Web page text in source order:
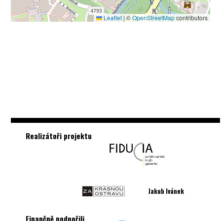
Leaflet| ©OpenStreetMapcontributors
Realizátoři projektu
Jakub Ivánek
Finančně podpořili